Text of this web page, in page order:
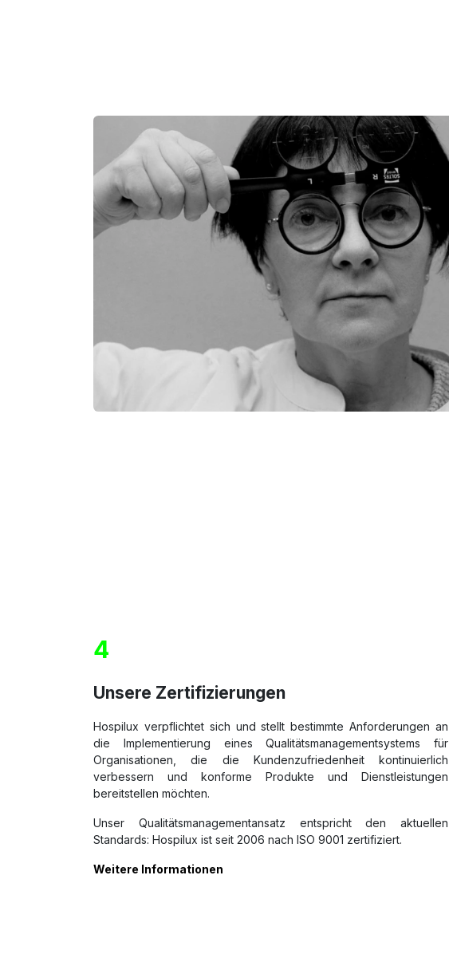
4
Unsere Zertifizierungen
Hospilux verpflichtet sich und stellt bestimmte Anforderungen an
die Implementierung eines Qualitätsmanagementsystems für
Organisationen, die die Kundenzufriedenheit kontinuierlich
verbessern und konforme Produkte und Dienstleistungen
bereitstellen möchten.
Unser Qualitätsmanagementansatz entspricht den aktuellen
Standards: Hospilux ist seit 2006 nach ISO 9001 zertifiziert.
Weitere Informationen